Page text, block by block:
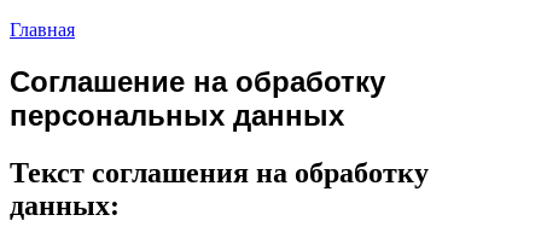
Главная
Соглашение на обработку
персональных данных
Текст соглашения на обработку
данных: